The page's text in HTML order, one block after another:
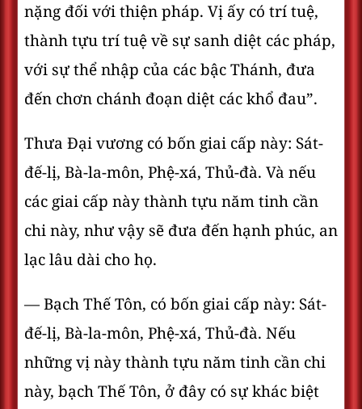
nặng đối với thiện pháp. Vị ấy có trí tuệ,
thành tựu trí tuệ về sự sanh diệt các pháp,
với sự thể nhập của các bậc Thánh, đưa
đến chơn chánh đoạn diệt các khổ đau”.
Thưa Ðại vương có bốn giai cấp này: Sát-
đế-lị, Bà-la-môn, Phệ-xá, Thủ-đà. Và nếu
các giai cấp này thành tựu năm tinh cần
chi này, như vậy sẽ đưa đến hạnh phúc, an
lạc lâu dài cho họ.
— Bạch Thế Tôn, có bốn giai cấp này: Sát-
đế-lị, Bà-la-môn, Phệ-xá, Thủ-đà. Nếu
những vị này thành tựu năm tinh cần chi
này, bạch Thế Tôn, ở đây có sự khác biệt